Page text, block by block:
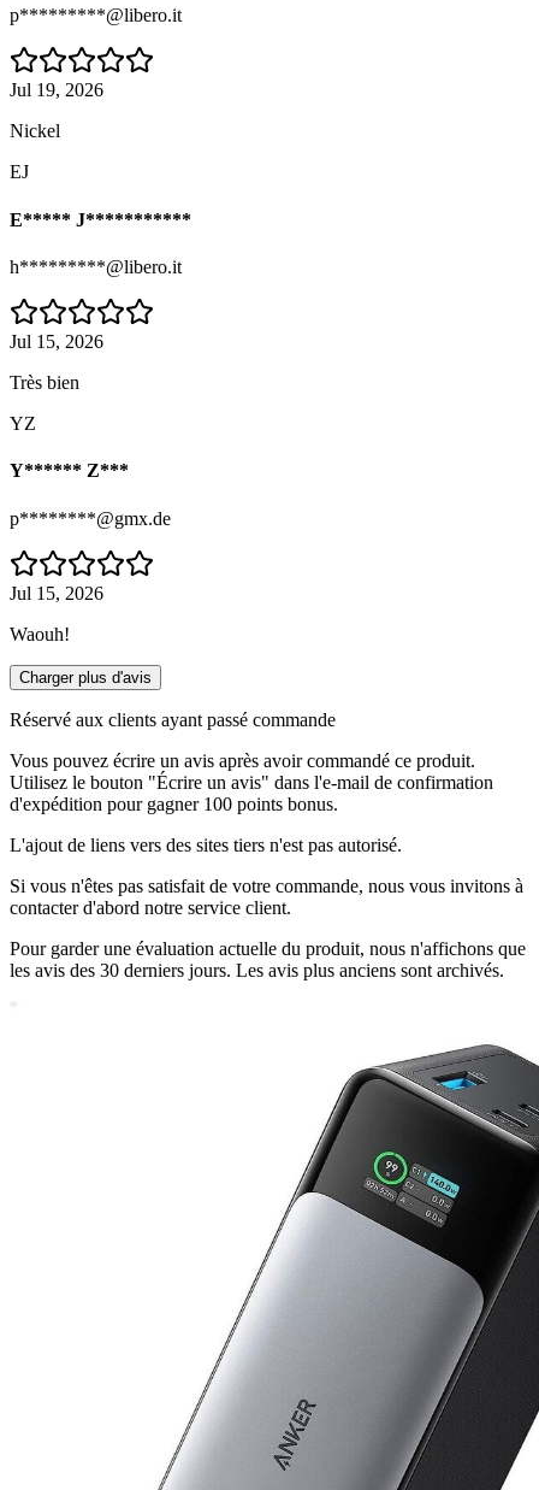
p*********@libero.it
Jul 19, 2026
Nickel
EJ
E***** J***********
h*********@libero.it
Jul 15, 2026
Très bien
YZ
Y****** Z***
p********@gmx.de
Jul 15, 2026
Waouh!
Charger plus d'avis
Réservé aux clients ayant passé commande
Vous pouvez écrire un avis après avoir commandé ce produit.
Utilisez le bouton "Écrire un avis" dans l'e-mail de confirmation
d'expédition pour gagner 100 points bonus.
L'ajout de liens vers des sites tiers n'est pas autorisé.
Si vous n'êtes pas satisfait de votre commande, nous vous invitons à
contacter d'abord notre service client.
Pour garder une évaluation actuelle du produit, nous n'affichons que
les avis des 30 derniers jours. Les avis plus anciens sont archivés.